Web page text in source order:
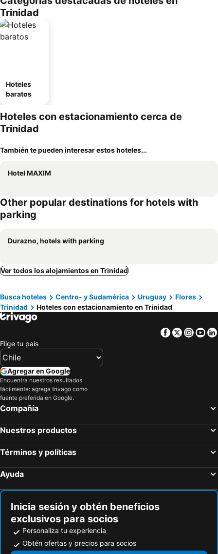
Trinidad
Hoteles
baratos
Hoteles con estacionamiento cerca de
Trinidad
También te pueden interesar estos hoteles...
Hotel MAXIM
Other popular destinations for hotels with
parking
Durazno, hotels with parking
Ver todos los alojamientos en Trinidad
Busca hoteles Centro- y Sudamérica Uruguay
Flores
Trinidad
Hoteles con estacionamiento en Trinidad
Facebook
Twitter
Elige tu país
Agregar en Google
Encuentra nuestros resultados
fácilmente: agrega trivago como
fuente preferida en Google.
Compañía
Nuestros productos
Términos y políticas
Ayuda
Inicia sesión y obtén beneficios
exclusivos para socios
Personaliza tu experiencia
Obtén ofertas y precios para socios